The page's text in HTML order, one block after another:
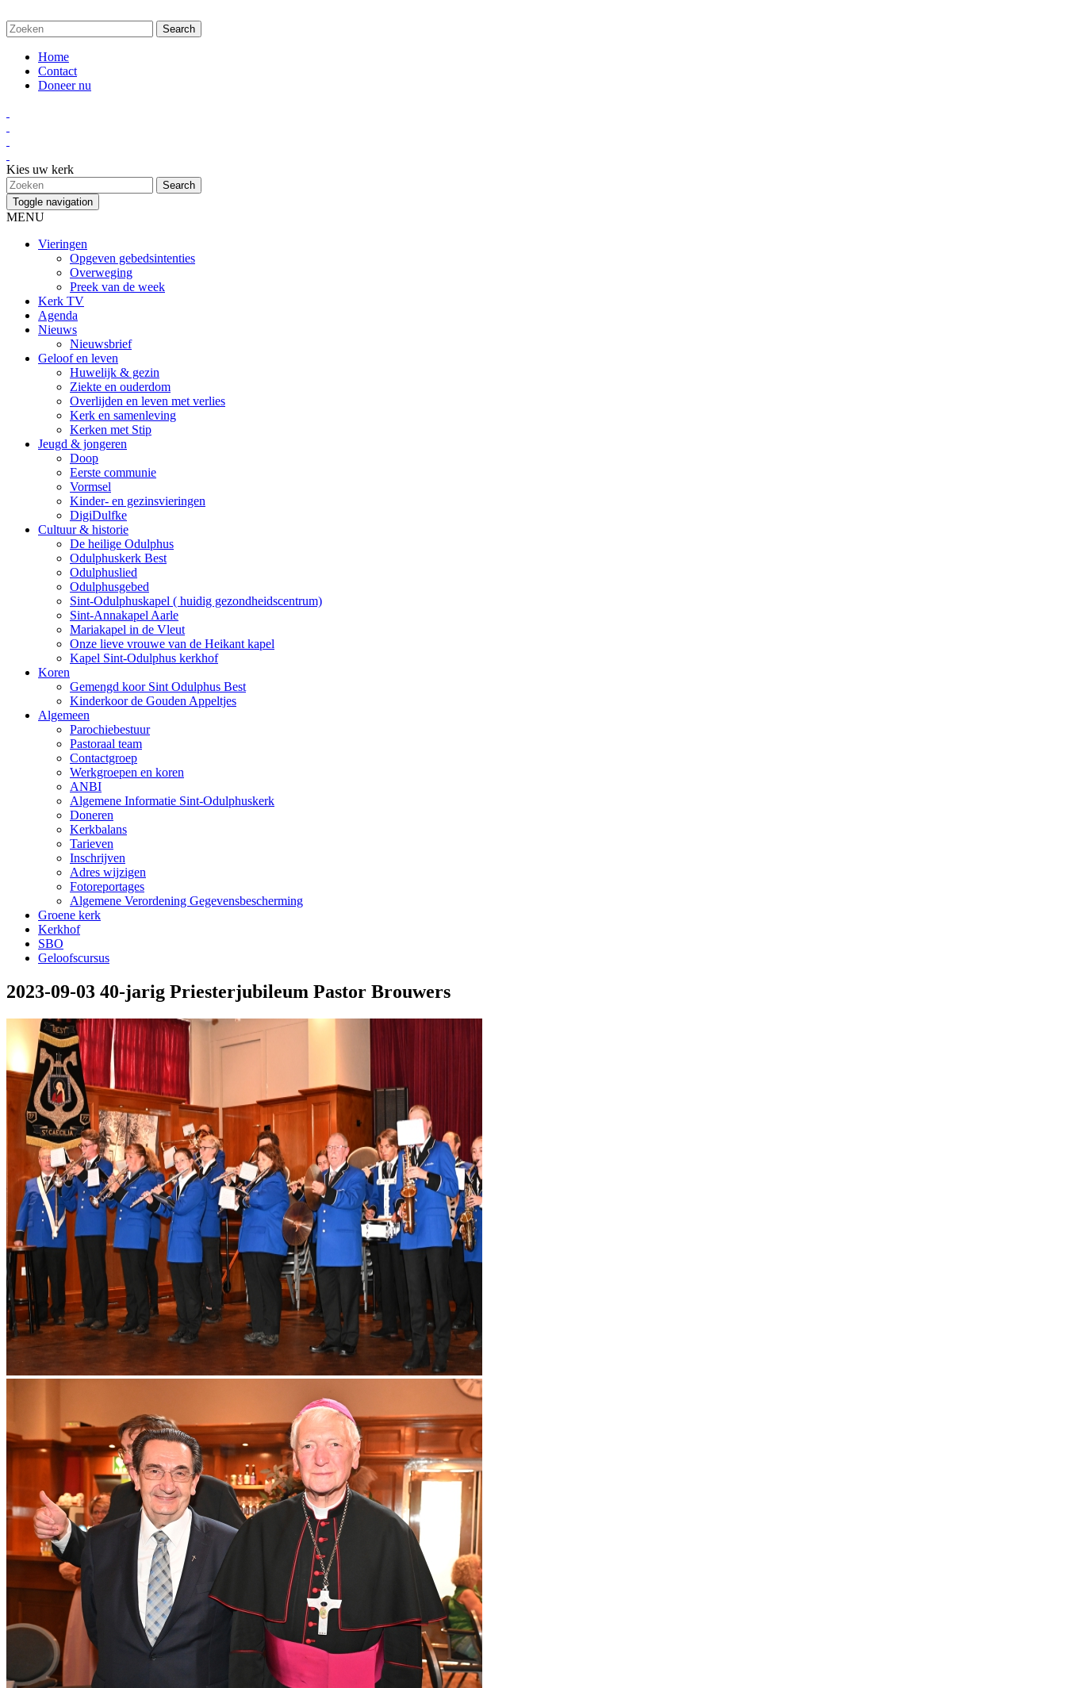
Home
Contact
Doneer nu
Kies uw kerk
Toggle navigation
MENU
Vieringen
Opgeven gebedsintenties
Overweging
Preek van de week
Kerk TV
Agenda
Nieuws
Nieuwsbrief
Geloof en leven
Huwelijk & gezin
Ziekte en ouderdom
Overlijden en leven met verlies
Kerk en samenleving
Kerken met Stip
Jeugd & jongeren
Doop
Eerste communie
Vormsel
Kinder- en gezinsvieringen
DigiDulfke
Cultuur & historie
De heilige Odulphus
Odulphuskerk Best
Odulphuslied
Odulphusgebed
Sint-Odulphuskapel ( huidig gezondheidscentrum)
Sint-Annakapel Aarle
Mariakapel in de Vleut
Onze lieve vrouwe van de Heikant kapel
Kapel Sint-Odulphus kerkhof
Koren
Gemengd koor Sint Odulphus Best
Kinderkoor de Gouden Appeltjes
Algemeen
Parochiebestuur
Pastoraal team
Contactgroep
Werkgroepen en koren
ANBI
Algemene Informatie Sint-Odulphuskerk
Doneren
Kerkbalans
Tarieven
Inschrijven
Adres wijzigen
Fotoreportages
Algemene Verordening Gegevensbescherming
Groene kerk
Kerkhof
SBO
Geloofscursus
2023-09-03 40-jarig Priesterjubileum Pastor Brouwers